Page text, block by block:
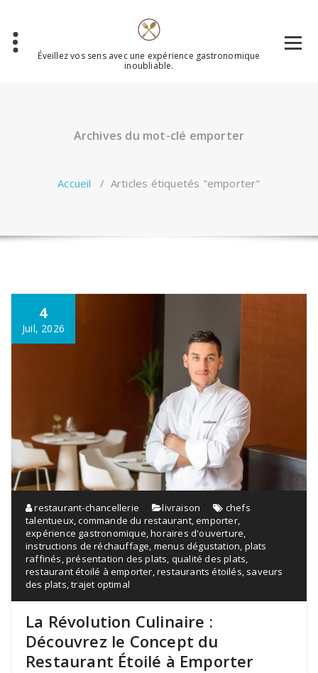
contenu
Éveillez vos sens avec une expérience gastronomique
inoubliable.
Archives du mot-clé emporter
Accueil / Articles étiquetés "emporter"
4
Juil, 2026
restaurant-chancellerie livraison
chefs
talentueux,commande du restaurant,emporter,
expérience gastronomique,horaires d'ouverture,
instructions de réchauffage, menus dégustation, plats
raffinés,présentation des plats, qualité des plats,
restaurant étoilé à emporter,restaurants étoilés, saveurs
des plats,trajet optimal
La Révolution Culinaire :
Découvrez le Concept du
Restaurant Étoilé à Emporter